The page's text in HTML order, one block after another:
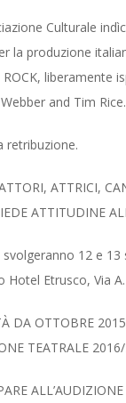
Culturale
la produzione
ROCK, liberamente
and Tim Rice.
retribuzione.
ATTRICI,
ATTITUDINE
svolgeranno 12 e
Hotel Etrusco, Via
DA OTTOBRE
TEATRALE